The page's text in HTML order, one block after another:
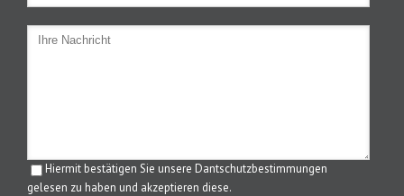
Hiermit bestätigen Sie unsere Dantschutzbestimmungen
gelesen zu haben und akzeptieren diese.